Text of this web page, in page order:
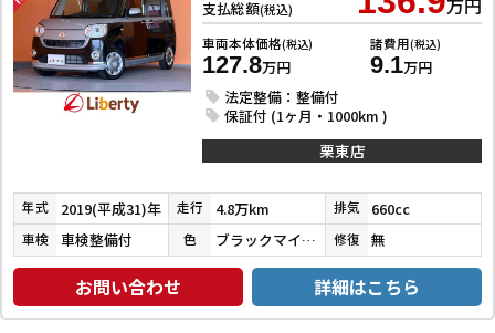
支払総額(税込) 万円
車両本体価格(税込)
127.8万円
諸費用(税込)
9.1万円
法定整備：整備付
保証付 (1ヶ月・1000km )
栗東店
年式 2019(平成31)年 走行 4.8万km 排気 660cc
車検 車検整備付 色 ブラックマイカメタリック／スムースグレーマイカメタリック 修復 無
お問い合わせ 詳細はこちら